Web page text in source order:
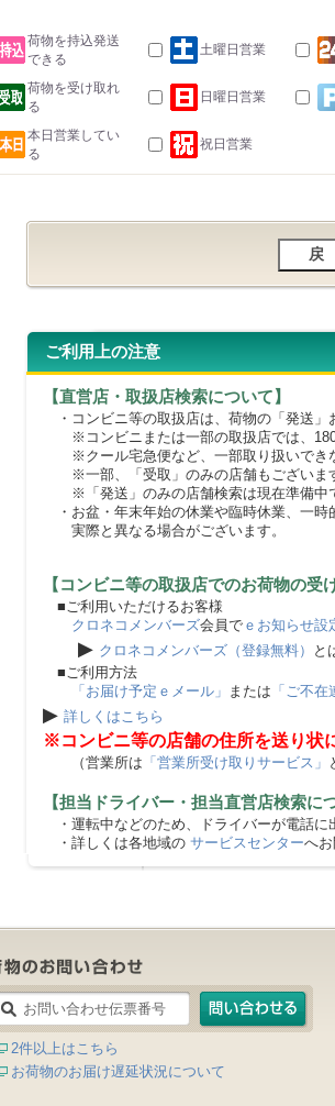
荷物を持込発送
できる
土曜日営業
荷物を受け取れ
る
日曜日営業
本日営業してい
る
祝日営業
ご利用上の注意
【直営店・取扱店検索について】
・コンビニ等の取扱店は、荷物の「発送」
※コンビニまたは一部の取扱店では、180
※クール宅急便など、一部取り扱いできな
※一部、「受取」のみの店舗もございま
※「発送」のみの店舗検索は現在準備中
・お盆・年末年始の休業や臨時休業、一時
実際と異なる場合がございます。
【コンビニ等の取扱店でのお荷物の
■ご利用いただけるお客様
クロネコメンバーズ会員で ｅお知らせ設
▶ クロネコメンバーズ（登録無料）
と
■ご利用方法
「お届け予定ｅメール」 または 「ご不在
▶ 詳しくはこちら
※コンビニ等の店舗の住所を送り状
（営業所は 「営業所受け取りサービス」
【担当ドライバー・担当直営店検索に
・運転中などのため、ドライバーが電話に
・詳しくは各地域の サービスセンターへお
2件以上はこちら
お荷物のお届け遅延状況について